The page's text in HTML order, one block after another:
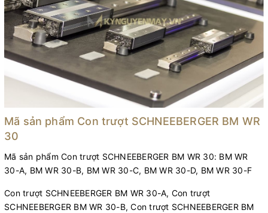
Mã sản phẩm Con trượt SCHNEEBERGER BM WR
30
Mã sản phẩm Con trượt SCHNEEBERGER BM WR 30: BM WR
30-A, BM WR 30-B, BM WR 30-C, BM WR 30-D, BM WR 30-F
Con trượt SCHNEEBERGER BM WR 30-A, Con trượt
SCHNEEBERGER BM WR 30-B, Con trượt SCHNEEBERGER BM